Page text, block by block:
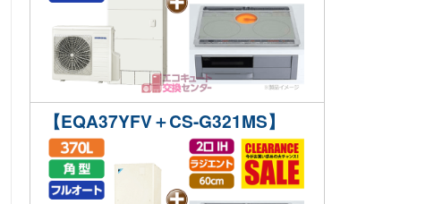
【EQA37YFV＋CS-G321MS】